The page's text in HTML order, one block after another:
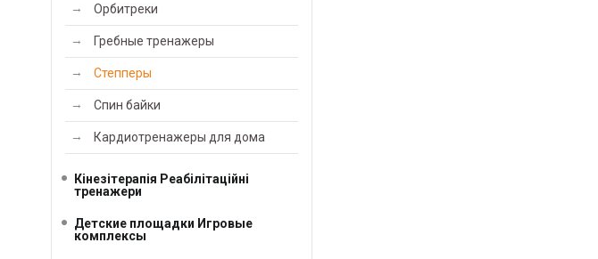
Орбитреки
Гребные тренажеры
Степперы
Спин байки
Кардиотренажеры для дома
Кінезітерапія Реабілітаційні
тренажери
Детские площадки Игровые
комплексы